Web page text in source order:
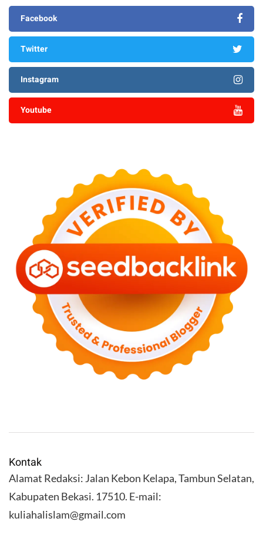
Facebook
Twitter
Instagram
Youtube
Kontak
Alamat Redaksi: Jalan Kebon Kelapa, Tambun Selatan,
Kabupaten Bekasi. 17510. E-mail:
kuliahalislam@gmail.com